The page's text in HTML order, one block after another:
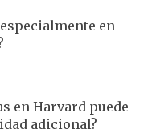
en
en Harvard puede
adicional?